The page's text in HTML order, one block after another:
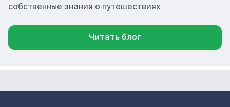
собственные знания о путешествиях
Читать блог